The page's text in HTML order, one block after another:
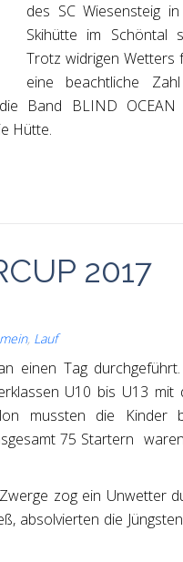
des SC Wiesensteig
Skihütte im Schöntal
Trotz widrigen Wetters
eine beachtliche
Band BLIND OCEAN
Hütte.
2017
, Lauf
einen Tag
U10 bis U13 mit
mussten die Kinder
75 Startern
zog ein Unwetter
absolvierten die